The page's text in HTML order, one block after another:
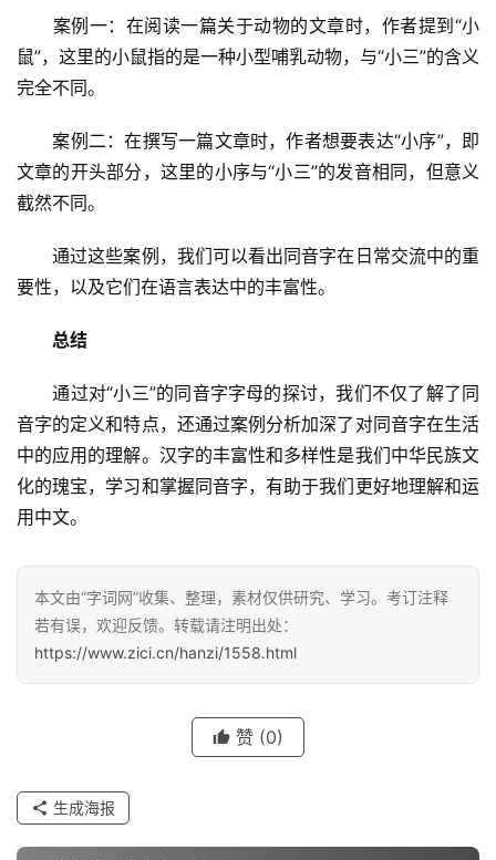
字
组
词
义
词
词
案例一：在阅读一篇关于动物的文章时，作者提到“小
鼠”，这里的小鼠指的是一种小型哺乳动物，与“小三”的含义
完全不同。
案例二：在撰写一篇文章时，作者想要表达“小序”，即
文章的开头部分，这里的小序与“小三”的发音相同，但意义
截然不同。
通过这些案例，我们可以看出同音字在日常交流中的重
要性，以及它们在语言表达中的丰富性。
总结
通过对“小三”的同音字字母的探讨，我们不仅了解了同
音字的定义和特点，还通过案例分析加深了对同音字在生活
中的应用的理解。汉字的丰富性和多样性是我们中华民族文
化的瑰宝，学习和掌握同音字，有助于我们更好地理解和运
用中文。
本文由“字词网”收集、整理，素材仅供研究、学习。考订注释
若有误，欢迎反馈。转载请注明出处：
https://www.zici.cn/hanzi/1558.html
赞 (0)
生成海报